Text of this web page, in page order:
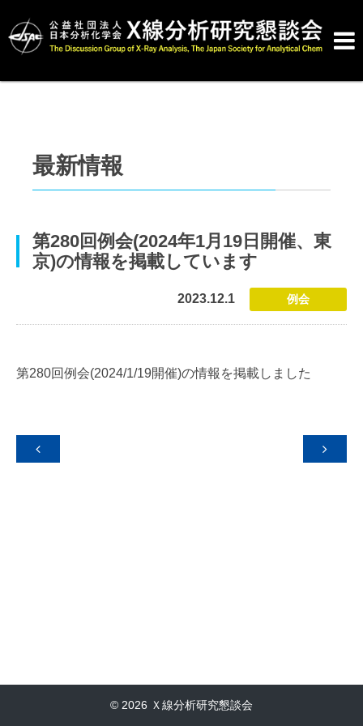

最新情報
第280回例会(2024年1月19日開催、東
京)の情報を掲載しています
2023.12.1 例会
第280回例会(2024/1/19開催)の情報を掲載しました
 
© 2026 Ｘ線分析研究懇談会